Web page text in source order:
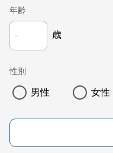
年齢
歳
性別
男性 女性